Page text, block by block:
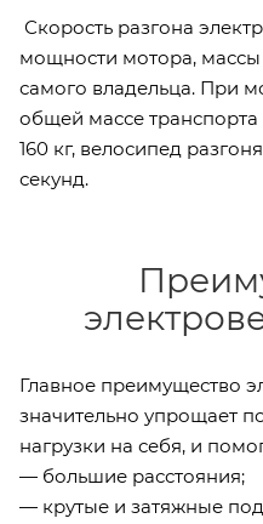
Скорость разгона
мощности мотора, массы
самого владельца. При
общей массе
160 кг, велосипед
секунд.
Главное преимущество
значительно упрощает
нагрузки на себя, и
— большие расстояния;
— крутые и затяжные